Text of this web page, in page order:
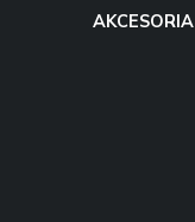
AKCESORIA